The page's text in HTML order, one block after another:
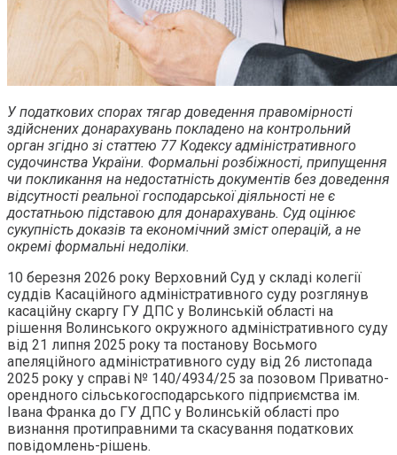
У податкових спорах тягар доведення правомірності
здійснених донарахувань покладено на контрольний
орган згідно зі статтею 77 Кодексу адміністративного
судочинства України. Формальні розбіжності, припущення
чи покликання на недостатність документів без доведення
відсутності реальної господарської діяльності не є
достатньою підставою для донарахувань. Суд оцінює
сукупність доказів та економічний зміст операцій, а не
окремі формальні недоліки.
10 березня 2026 року Верховний Суд у складі колегії
суддів Касаційного адміністративного суду розглянув
касаційну скаргу ГУ ДПС у Волинській області на
рішення Волинського окружного адміністративного суду
від 21 липня 2025 року та постанову Восьмого
апеляційного адміністративного суду від 26 листопада
2025 року у справі № 140/4934/25 за позовом Приватно-
орендного сільськогосподарського підприємства ім.
Івана Франка до ГУ ДПС у Волинській області про
визнання протиправними та скасування податкових
повідомлень-рішень.